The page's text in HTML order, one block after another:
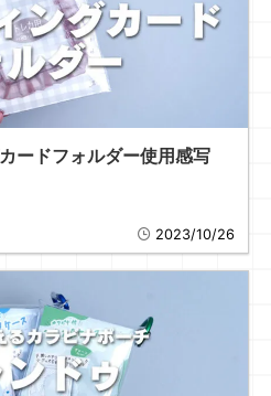
ードフォルダー使用感写
2023/10/26